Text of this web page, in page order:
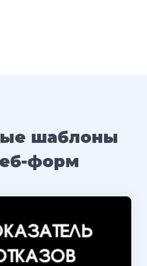
шаблоны
форм